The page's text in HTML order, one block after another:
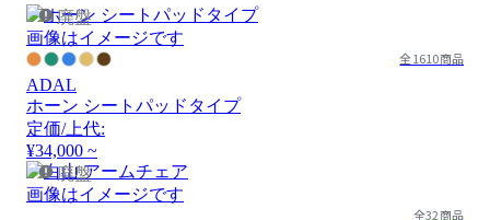
廃盤
画像はイメージです
全1610商品
ADAL
ホーン シートパッドタイプ
定価/上代:
¥34,000 ~
廃盤
画像はイメージです
全32商品